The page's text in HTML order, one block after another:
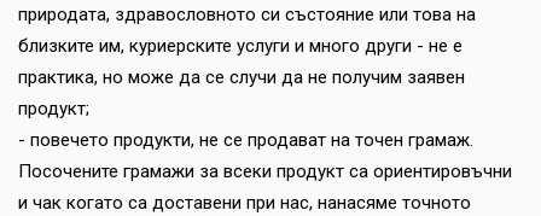
природата, здравословното си състояние или това на
близките им, куриерските услуги и много други - не е
практика, но може да се случи да не получим заявен
продукт;
- повечето продукти, не се продават на точен грамаж.
Посочените грамажи за всеки продукт са ориентировъчни
и чак когато са доставени при нас, нанасяме точното